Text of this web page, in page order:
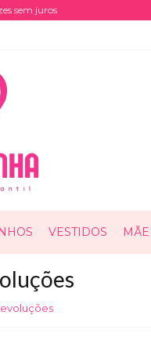
sem juros
VESTIDOS